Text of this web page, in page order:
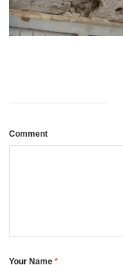
Comment
Your Name*